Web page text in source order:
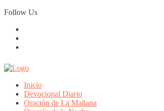
Skip
to
Follow Us
Inicio
Devocional Diario
Oración de La Mañana